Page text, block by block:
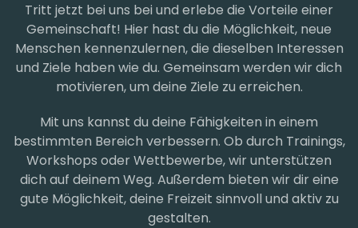
Tritt jetzt bei uns bei und erlebe die Vorteile einer
Gemeinschaft! Hier hast du die Möglichkeit, neue
Menschen kennenzulernen, die dieselben Interessen
und Ziele haben wie du. Gemeinsam werden wir dich
motivieren, um deine Ziele zu erreichen.
Mit uns kannst du deine Fähigkeiten in einem
bestimmten Bereich verbessern. Ob durch Trainings,
Workshops oder Wettbewerbe, wir unterstützen
dich auf deinem Weg. Außerdem bieten wir dir eine
gute Möglichkeit, deine Freizeit sinnvoll und aktiv zu
gestalten.